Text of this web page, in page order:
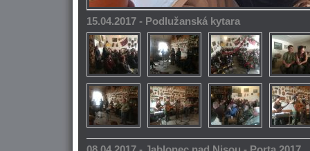
15.04.2017 - Podlužanská kytara